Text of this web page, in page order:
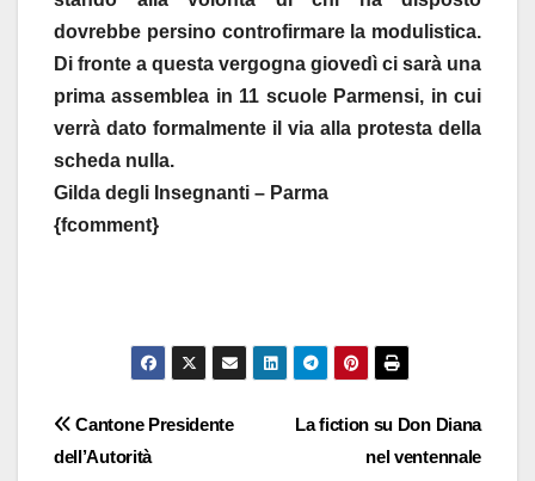
dovrebbe persino controfirmare la modulistica.
Di fronte a questa vergogna giovedì ci sarà una
prima assemblea in 11 scuole Parmensi, in cui
verrà dato formalmente il via alla protesta della
scheda nulla.
Gilda degli Insegnanti – Parma
{fcomment}
Navigazione
La fiction su Don Diana
nel ventennale
Cantone Presidente
dell’Autorità